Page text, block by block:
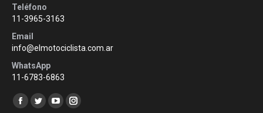
Teléfono
11-3965-3163
Email
info@elmotociclista.com.ar
WhatsApp
11-6783-6863
Encuéntranos en:
Facebook
TwitterYouTubeInstagram